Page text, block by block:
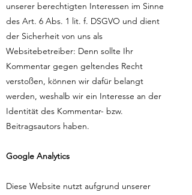
unserer berechtigten Interessen im Sinne
des Art. 6 Abs. 1 lit. f. DSGVO und dient
der Sicherheit von uns als
Websitebetreiber: Denn sollte Ihr
Kommentar gegen geltendes Recht
verstoßen, können wir dafür belangt
werden, weshalb wir ein Interesse an der
Identität des Kommentar- bzw.
Beitragsautors haben.
Google Analytics
Diese Website nutzt aufgrund unserer